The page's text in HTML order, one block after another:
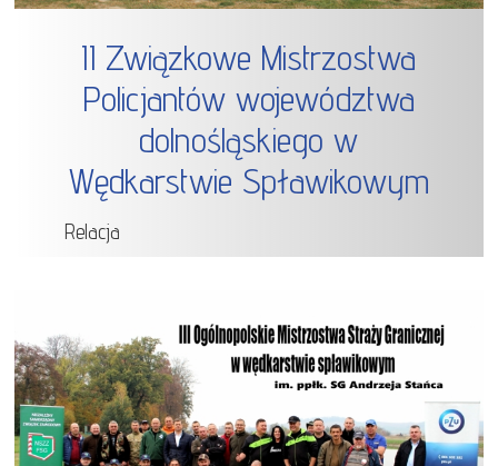
II Związkowe Mistrzostwa
Policjantów województwa
dolnośląskiego w
Wędkarstwie Spławikowym
Relacja